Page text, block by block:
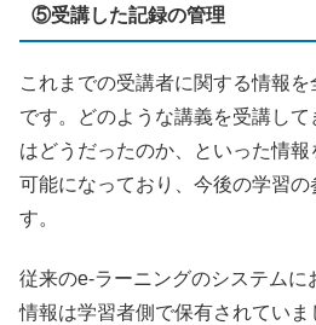
⑤受講した記録の管理
これまでの受講者に関する情報
です。どのような講義を受講し
はどうだったのか、といった情
可能になっており、今後の学習の
す。
従来のe-ラーニングのシステムに
情報は学習者側で保有されていま